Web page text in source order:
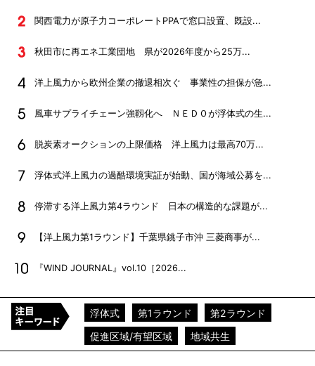
関西電力が原子力コーポレートPPAで窓口設置、既設...
秋田市に再エネ工業団地 県が2026年度から25万...
洋上風力から欧州企業の撤退相次ぐ 事業性の担保が急...
風車サプライチェーン強靱化へ ＮＥＤＯが浮体式の生...
脱炭素オークションの上限価格 洋上風力は最高70万...
浮体式洋上風力の過酷環境実証が始動、国が海域公募を...
停滞する洋上風力第4ラウンド 日本の構造的な課題が...
【洋上風力第1ラウンド】千葉県銚子市沖 三菱商事が...
『WIND JOURNAL』vol.10［2026...
浮体式 第1ラウンド
第2ラウンド
促進区域/有望区域
地域共生